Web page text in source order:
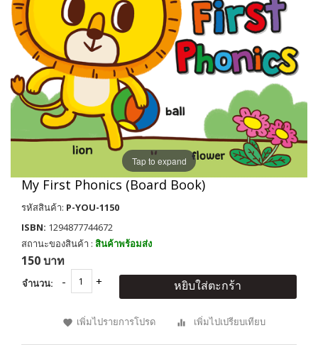
Tap to expand
My First Phonics (Board Book)
รหัสสินค้า: P-YOU-1150
ISBN: 1294877744672
สถานะของสินค้า : สินค้าพร้อมส่ง
150 บาท
จำนวน: หยิบใส่ตะกร้า
เพิ่มไปรายการโปรด เพิ่มไปเปรียบเทียบ